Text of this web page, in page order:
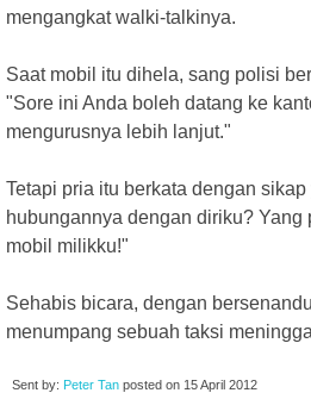
mengangkat walki-talkinya.
Saat mobil itu dihela, sang polisi
"Sore ini Anda boleh datang ke
mengurusnya lebih lanjut."
Tetapi pria itu berkata dengan
hubungannya dengan diriku? Yang
mobil milikku!"
Sehabis bicara, dengan
menumpang sebuah taksi
Sent by: Peter Tan posted on 15 April 2012